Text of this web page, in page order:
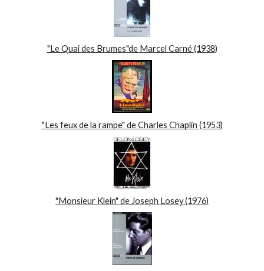
"Le Quai des Brumes"de Marcel Carné (1938)
"Les feux de la rampe" de Charles Chaplin (1953)
"Monsieur Klein" de Joseph Losey (1976)